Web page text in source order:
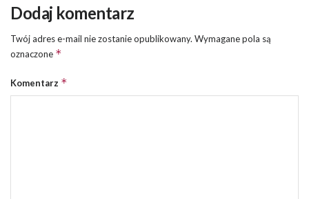
Dodaj komentarz
Twój adres e-mail nie zostanie opublikowany. Wymagane pola są
oznaczone *
Komentarz *